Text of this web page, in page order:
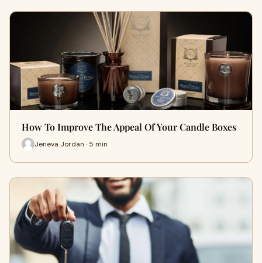
How To Improve The Appeal Of Your Candle Boxes
Jeneva Jordan · 5 min